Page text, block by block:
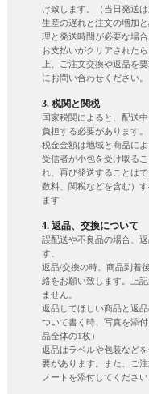
け致します。（当日発送は
生産の遅れと注文の増加
理と発送時間が必要な場
お支払いがクリアされた
上、ご注文交換や返品を
にお問い合わせください。
3. 税関と関税
国家税関によると、配送
負担する必要があります。
税金金額は地域と商品によ
受信者が小包を受け取る
れ、再び発送することは
数料、関税などを含む）
ます
4. 返品、交換について
誤配送や不良品の場合、
す。
返品/交換の時、商品到着
絡をお願い致します。上
ません。
返品してほしい商品と返
ついて書く時、写真を添
品全体の1枚）
返品はラベルや包装など
要があります。また、ご
ノートを添付してください